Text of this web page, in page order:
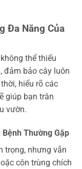
Đa Năng Của
thể thiếu
đảm bảo cây luôn
hiểu rõ các
giúp bạn trân
vườn.
Bệnh Thường Gặp
trọng, nhưng vẫn
côn trùng chích